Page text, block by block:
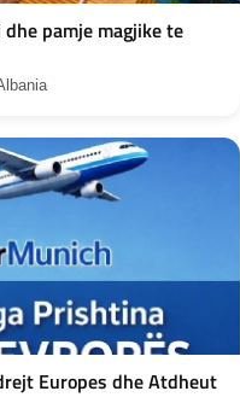
pamje magjike te
Europes dhe Atdheut